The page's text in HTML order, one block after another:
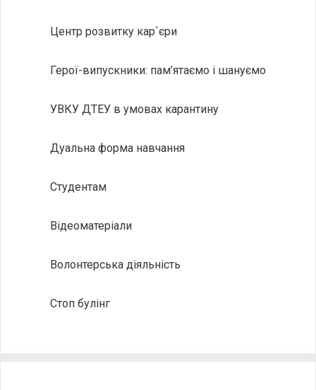
Центр розвитку кар`єри
Герої-випускники: пам’ятаємо і шануємо
УВКУ ДТЕУ в умовах карантину
Дуальна форма навчання
Студентам
Відеоматеріали
Волонтерська діяльність
Стоп булінг